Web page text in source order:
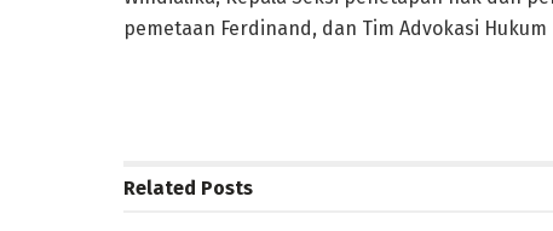
pemetaan Ferdinand, dan Tim Advokasi
Related Posts